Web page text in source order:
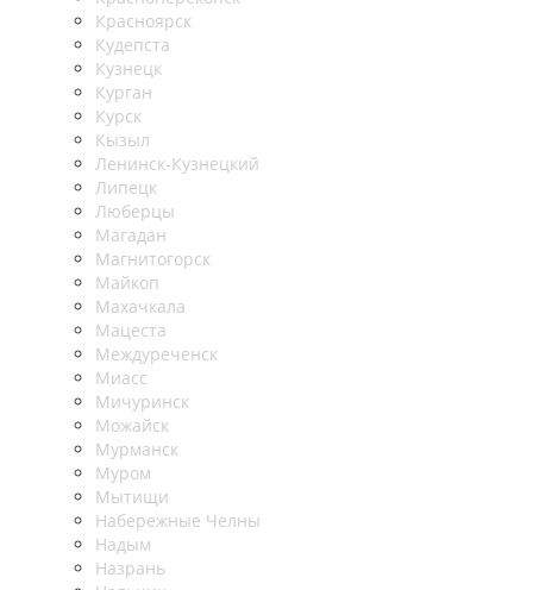
Красноярск
Кудепста
Кузнецк
Курган
Курск
Кызыл
Ленинск-Кузнецкий
Липецк
Люберцы
Магадан
Магнитогорск
Майкоп
Махачкала
Мацеста
Междуреченск
Миасс
Мичуринск
Можайск
Мурманск
Муром
Мытищи
Набережные Челны
Надым
Назрань